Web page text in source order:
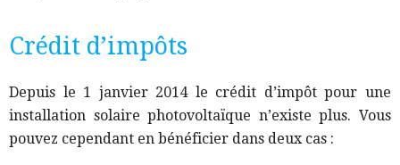
Crédit d’impôts
Depuis le 1 janvier 2014 le crédit d’impôt pour une
installation solaire photovoltaïque n’existe plus. Vous
pouvez cependant en bénéficier dans deux cas :